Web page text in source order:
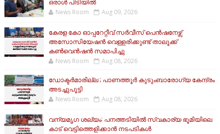
News Room Aug 09, 2026
കേരള കോ ഓപ്പറേറ്റീവ് സർവീസ് പെൻഷനേഴ്സ്
അസോസിയേഷൻ വെള്ളരിക്കുണ്ട് താലൂക്ക്
കൺവെൻഷൻ സമാപിച്ചു
News Room Aug 08, 2026
ഡോക്ടർമാരില്ല ; പാണത്തൂർ കുടുംബാരോഗ്യ കേന്ദ്രം
അടച്ചുപൂട്ടി
News Room Aug 08, 2026
വന്യമൃഗ ശല്യം: പനത്തടിയിൽ സ്വകാര്യ ഭൂമിയിലെ
കാട് വെട്ടിത്തെളിക്കാൻ നടപടികൾ